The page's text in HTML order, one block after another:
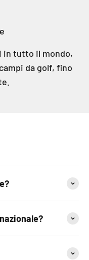
in tutto il mondo,
da golf, fino